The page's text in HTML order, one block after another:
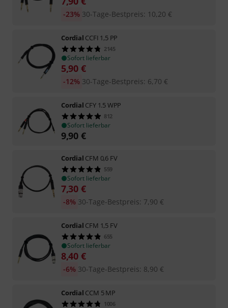
30-Tage-Bestpreis: 10,20 €
-23%
Cordial CCFI 1,5 PP
2145
Sofort lieferbar
5,90 €
30-Tage-Bestpreis: 6,70 €
-12%
Cordial CFY 1.5 WPP
812
Sofort lieferbar
9,90 €
Cordial CFM 0,6 FV
559
Sofort lieferbar
7,30 €
30-Tage-Bestpreis: 7,90 €
-8%
Cordial CFM 1,5 FV
655
Sofort lieferbar
8,40 €
30-Tage-Bestpreis: 8,90 €
-6%
Cordial CCM 5 MP
1006